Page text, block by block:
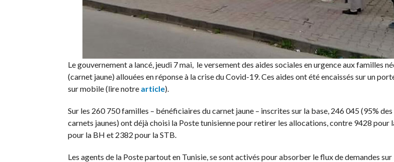
Le gouvernement a lancé, jeudi 7 mai, le versement des aides sociales en urgence aux familles
(carnet jaune) allouées en réponse à la crise du Covid-19. Ces aides ont été encaissés sur un
sur mobile (lire notre article).
Sur les 260 750 familles – bénéficiaires du carnet jaune – inscrites sur la base, 246 045 (95%
carnets jaunes) ont déjà choisi la Poste tunisienne pour retirer les allocations, contre 9428 pour
pour la BH et 2382 pour la STB.
Les agents de la Poste partout en Tunisie, se sont activés pour absorber le flux de demandes sur